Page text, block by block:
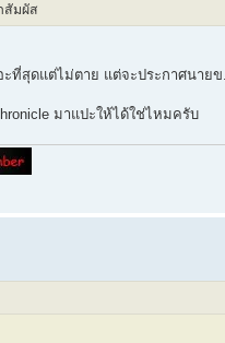
สัมผัส
ะที่สุดแต่ไม่ตาย แต่จะประกาศนา
มาแปะให้ได้ใช่ไหมครับ